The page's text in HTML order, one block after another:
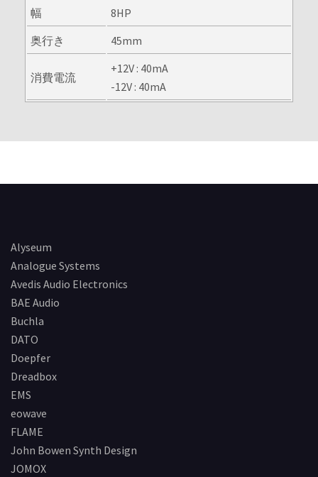
幅
8HP
奥行き
45mm
消費電流
+12V : 40mA
-12V : 40mA
Alyseum
Analogue Systems
Avedis Audio Electronics
BAE Audio
Buchla
DATO
Doepfer
Dreadbox
EMS
eowave
FLAME
John Bowen Synth Design
JOMOX